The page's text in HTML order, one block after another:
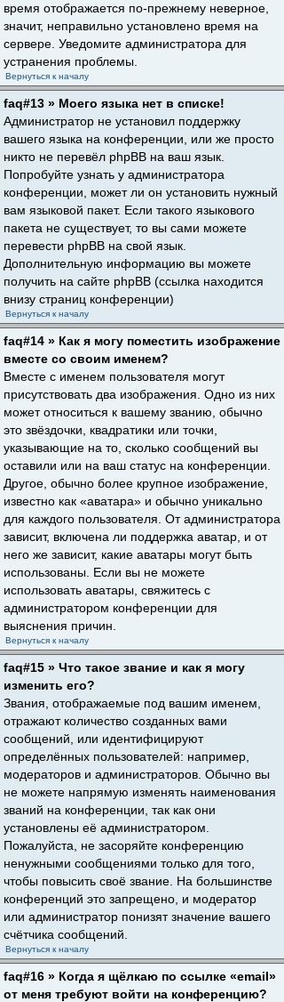
время отображается по-прежнему неверное,
значит, неправильно установлено время на
сервере. Уведомите администратора для
устранения проблемы.
Вернуться к началу
faq#13 » Моего языка нет в списке!
Администратор не установил поддержку
вашего языка на конференции, или же просто
никто не перевёл phpBB на ваш язык.
Попробуйте узнать у администратора
конференции, может ли он установить нужный
вам языковой пакет. Если такого языкового
пакета не существует, то вы сами можете
перевести phpBB на свой язык.
Дополнительную информацию вы можете
получить на сайте phpBB (ссылка находится
внизу страниц конференции)
Вернуться к началу
faq#14 » Как я могу поместить изображение
вместе со своим именем?
Вместе с именем пользователя могут
присутствовать два изображения. Одно из них
может относиться к вашему званию, обычно
это звёздочки, квадратики или точки,
указывающие на то, сколько сообщений вы
оставили или на ваш статус на конференции.
Другое, обычно более крупное изображение,
известно как «аватара» и обычно уникально
для каждого пользователя. От администратора
зависит, включена ли поддержка аватар, и от
него же зависит, какие аватары могут быть
использованы. Если вы не можете
использовать аватары, свяжитесь с
администратором конференции для
выяснения причин.
Вернуться к началу
faq#15 » Что такое звание и как я могу
изменить его?
Звания, отображаемые под вашим именем,
отражают количество созданных вами
сообщений, или идентифицируют
определённых пользователей: например,
модераторов и администраторов. Обычно вы
не можете напрямую изменять наименования
званий на конференции, так как они
установлены её администратором.
Пожалуйста, не засоряйте конференцию
ненужными сообщениями только для того,
чтобы повысить своё звание. На большинстве
конференций это запрещено, и модератор
или администратор понизят значение вашего
счётчика сообщений.
Вернуться к началу
faq#16 » Когда я щёлкаю по ссылке «email»
от меня требуют войти на конференцию?